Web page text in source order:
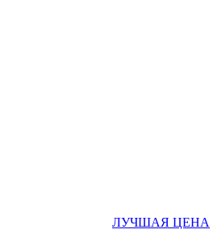
ЛУЧШАЯ ЦЕНА